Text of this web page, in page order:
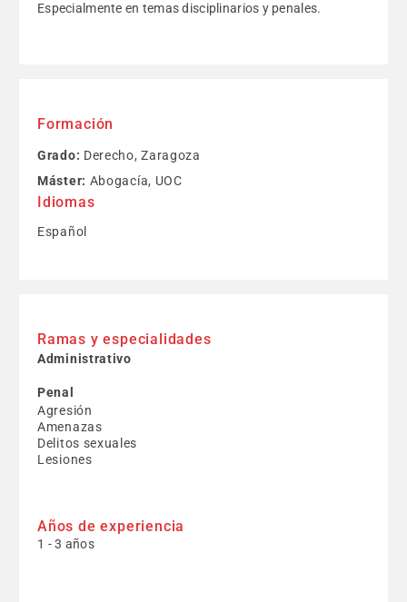
Especialmente en temas disciplinarios y penales.
Formación
Grado: Derecho, Zaragoza
Máster: Abogacía, UOC
Idiomas
Español
Ramas y especialidades
Administrativo
Penal
Agresión
Amenazas
Delitos sexuales
Lesiones
Años de experiencia
1 - 3 años